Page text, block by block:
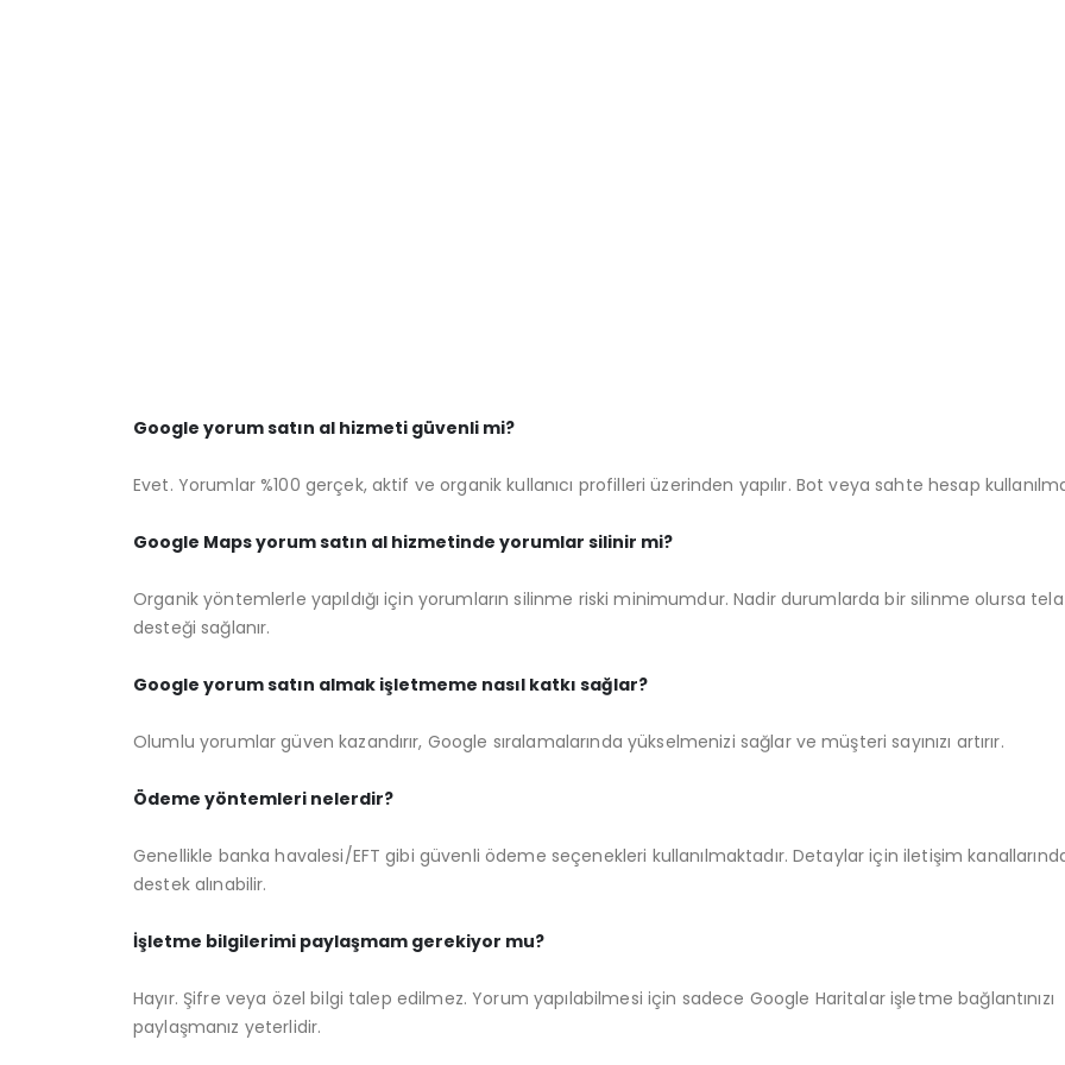
Google yorum satın al hizmeti güvenli mi?
Evet. Yorumlar %100 gerçek, aktif ve organik kullanıcı profilleri üzerinden yapılır. Bot veya sahte hesap
Google Maps yorum satın al hizmetinde yorumlar silinir mi?
Organik yöntemlerle yapıldığı için yorumların silinme riski minimumdur. Nadir durumlarda bir silinme olursa
desteği sağlanır.
Google yorum satın almak işletmeme nasıl katkı sağlar?
Olumlu yorumlar güven kazandırır, Google sıralamalarında yükselmenizi sağlar ve müşteri sayınızı artırır.
Ödeme yöntemleri nelerdir?
Genellikle banka havalesi/EFT gibi güvenli ödeme seçenekleri kullanılmaktadır. Detaylar için iletişim
destek alınabilir.
İşletme bilgilerimi paylaşmam gerekiyor mu?
Hayır. Şifre veya özel bilgi talep edilmez. Yorum yapılabilmesi için sadece Google Haritalar işletme bağlantınızı
paylaşmanız yeterlidir.